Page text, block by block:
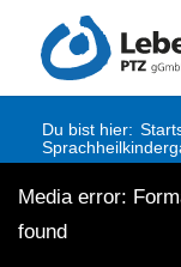
Du bist hier:
Media error:
found